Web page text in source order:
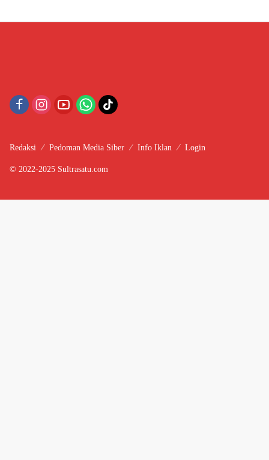
Redaksi Pedoman Media Siber Info Iklan Login
© 2022-2025 Sultrasatu.com